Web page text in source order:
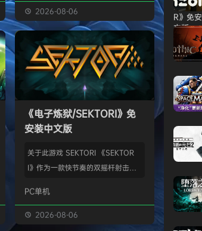
并筑起宏伟建筑。管理村民，搭建生
产链，打磨物流，让你的村落以自己
的节奏繁荣发展——无压力，并享受
精巧系统带来的成就感。 探索三大
区域——山间隘口、沙漠平原与肥沃
河谷——各自拥有独特资源、挑战与
令人忍不住截图的景致。地貌不仅是
背景；它会塑造你的策略与可达成的
目标。发掘古老工…
2026-08-06
《电子炼狱/SEKTORI》免
安装中文版
关于此游戏 SEKTORI 《SEKTOR
I》作为一款快节奏的双摇杆射击游
慎选择升级项目，打造强大的构筑，
置身风云变幻的战场，迎战源源不断
地敌人和恢弘的头目。这款游戏需要
PC单机
2026-08-06